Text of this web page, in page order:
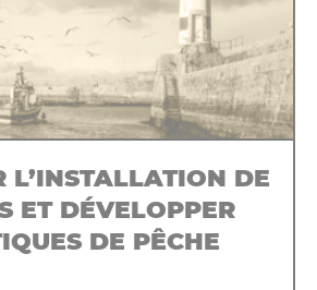
L’INSTALLATION DE
ET DÉVELOPPER
DE PÊCHE